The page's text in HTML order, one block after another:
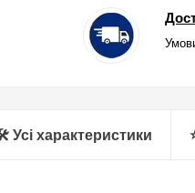
Усі характеристики